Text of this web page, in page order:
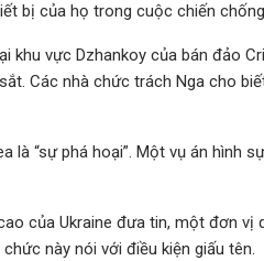
bị của họ trong cuộc chiến chống
khu vực Dzhankoy của bán đảo
Các nhà chức trách Nga cho
là “sự phá hoại”. Một vụ án hình
của Ukraine đưa tin, một đơn vị
này nói với điều kiện giấu tên.